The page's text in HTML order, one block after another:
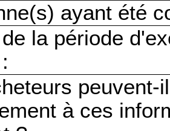
ayant été
la période
peuvent-
à ces